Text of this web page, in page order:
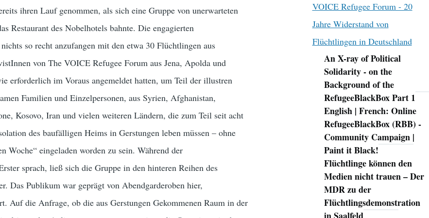
ihren Lauf genommen, als sich eine Gruppe von unerwarteten
Restaurant des Nobelhotels bahnte. Die engagierten
so recht anzufangen mit den etwa 30 Flüchtlingen aus
von The VOICE Refugee Forum aus Jena, Apolda und
erforderlich im Voraus angemeldet hatten, um Teil der illustren
Familien und Einzelpersonen, aus Syrien, Afghanistan,
Kosovo, Iran und vielen weiteren Ländern, die zum Teil seit acht
des baufälligen Heims in Gerstungen leben müssen – ohne
Woche“ eingeladen worden zu sein. Während der
sprach, ließ sich die Gruppe in den hinteren Reihen des
Das Publikum war geprägt von Abendgarderoben hier,
Auf die Anfrage, ob die aus Gerstungen Gekommenen Raum in der
VOICE Refugee Forum - 20
Jahre Widerstand von
Flüchtlingen in Deutschland
Navigation
An X-ray of Political
Solidarity - on the
Background of the
RefugeeBlackBox Part 1
English | French: Online
RefugeeBlackBox (RBB) -
Community Campaign |
Paint it Black!
Flüchtlinge können den
Medien nicht trauen – Der
MDR zu der
Flüchtlingsdemonstration